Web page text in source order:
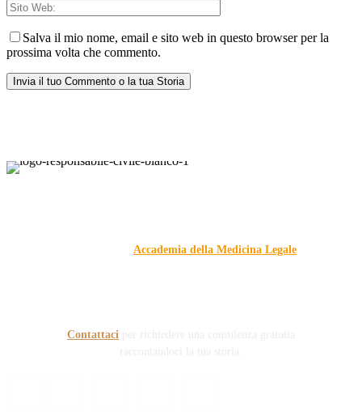
Salva il mio nome, email e sito web in questo browser per la
prossima volta che commento.
Accademia della Medicina Legale
Contattaci